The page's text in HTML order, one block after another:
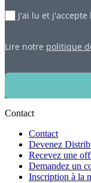
J'ai lu et
Lire notre politique
Contact
Contact
Devenez
Recevez une
Demandez un
Inscription à la